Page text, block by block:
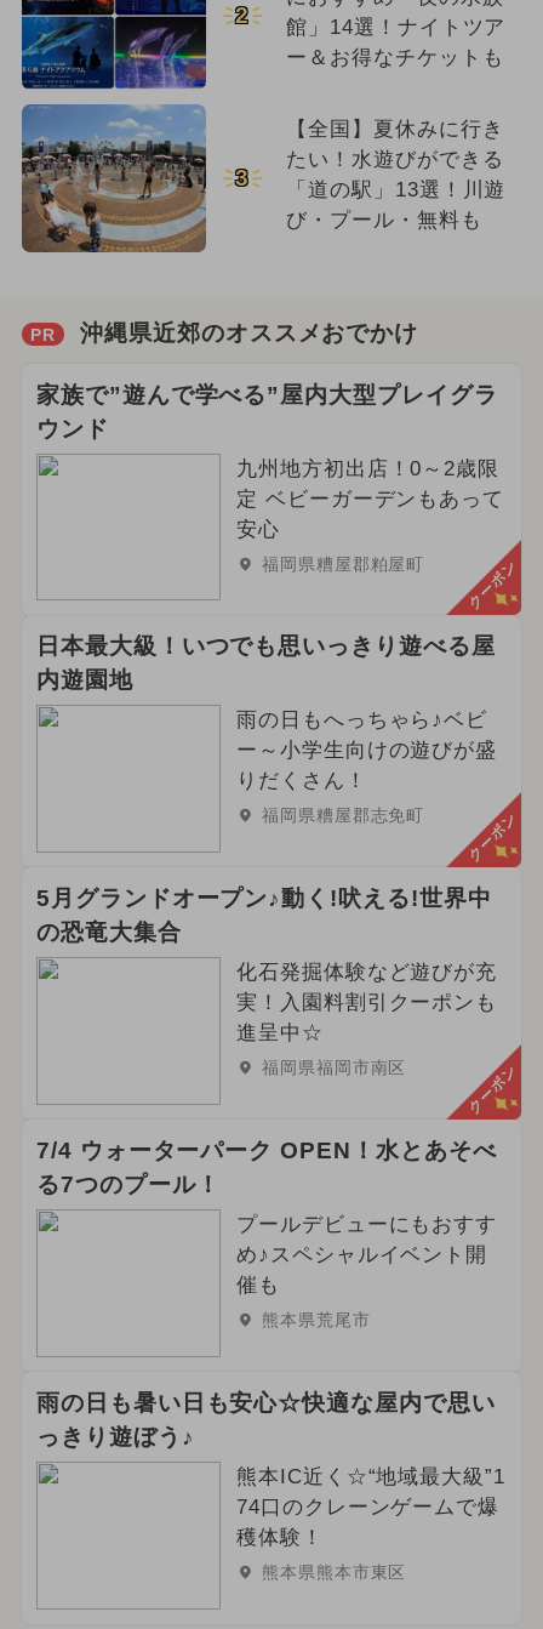
2
館」14選！ナイトツア
ー＆お得なチケットも
3
【全国】夏休みに行き
たい！水遊びができる
「道の駅」13選！川遊
び・プール・無料も
PR 沖縄県近郊のオススメおでかけ
家族で”遊んで学べる”屋内大型プレイグラ
ウンド
九州地方初出店！0～2歳限
定 ベビーガーデンもあって
安心
福岡県糟屋郡粕屋町 クーポン
日本最大級！いつでも思いっきり遊べる屋
内遊園地
雨の日もへっちゃら♪ベビ
ー～小学生向けの遊びが盛
りだくさん！
福岡県糟屋郡志免町 クーポン
5月グランドオープン♪動く!吠える!世界中
の恐竜大集合
化石発掘体験など遊びが充
実！入園料割引クーポンも
進呈中☆
福岡県福岡市南区 クーポン
7/4 ウォーターパーク OPEN！水とあそべ
る7つのプール！
プールデビューにもおすす
め♪スペシャルイベント開
催も
熊本県荒尾市
雨の日も暑い日も安心☆快適な屋内で思い
っきり遊ぼう♪
熊本IC近く☆“地域最大級”1
74口のクレーンゲームで爆
穫体験！
熊本県熊本市東区